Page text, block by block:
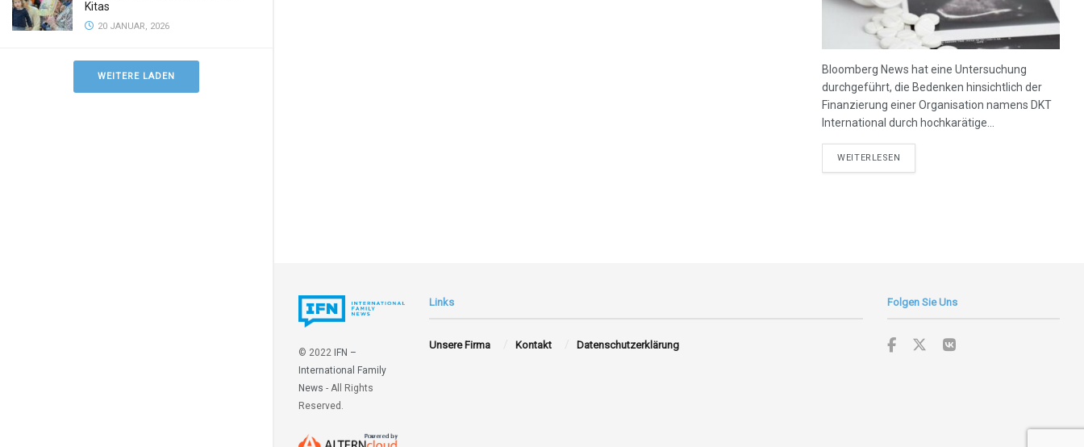
Kitas
20 JANUAR, 2026
WEITERE LADEN
Bloomberg News hat eine Untersuchung
durchgeführt, die Bedenken hinsichtlich der
Finanzierung einer Organisation namens DKT
International durch hochkarätige...
WEITERLESEN
© 2022 IFN –
International Family
News - All Rights
Reserved.
Links
Unsere Firma Kontakt Datenschutzerklärung
Folgen Sie Uns